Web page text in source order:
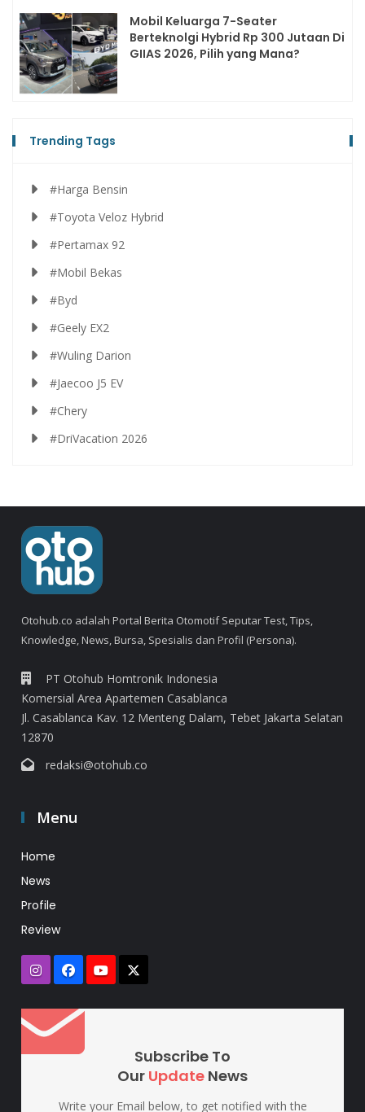
Mobil Keluarga 7-Seater
Berteknolgi Hybrid Rp 300 Jutaan Di
GIIAS 2026, Pilih yang Mana?
Trending Tags
#Harga Bensin
#Toyota Veloz Hybrid
#Pertamax 92
#Mobil Bekas
#Byd
#Geely EX2
#Wuling Darion
#Jaecoo J5 EV
#Chery
#DriVacation 2026
Otohub.co adalah Portal Berita Otomotif Seputar Test, Tips,
Knowledge, News, Bursa, Spesialis dan Profil (Persona).
PT Otohub Homtronik Indonesia
Komersial Area Apartemen Casablanca
Jl. Casablanca Kav. 12 Menteng Dalam, Tebet Jakarta Selatan
12870
redaksi@otohub.co
Menu
Home
News
Profile
Review
Subscribe To
Our Update News
Write your Email below, to get notified with the